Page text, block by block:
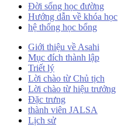
Đời sống học đường
Hướng dẫn về khóa học
hệ thống học bổng
Giới thiệu về Asahi
Mục đích thành lập
Triết lý
Lời chào từ Chủ tịch
Lời chào từ hiệu trưởng
Đặc trưng
thành viên JALSA
Lịch sử